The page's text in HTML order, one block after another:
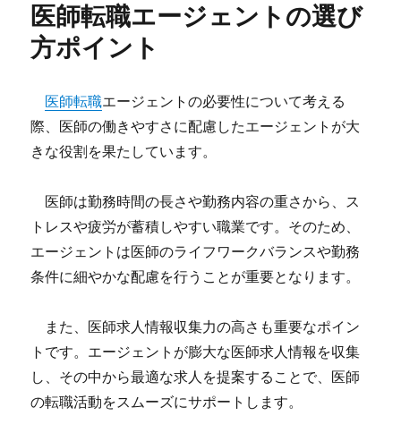
ー
医師転職エージェントの選び
方ポイント
医師転職エージェントの必要性について考える
際、医師の働きやすさに配慮したエージェントが大
きな役割を果たしています。
医師は勤務時間の長さや勤務内容の重さから、ス
トレスや疲労が蓄積しやすい職業です。そのため、
エージェントは医師のライフワークバランスや勤務
条件に細やかな配慮を行うことが重要となります。
また、医師求人情報収集力の高さも重要なポイン
トです。エージェントが膨大な医師求人情報を収集
し、その中から最適な求人を提案することで、医師
の転職活動をスムーズにサポートします。